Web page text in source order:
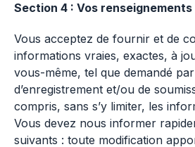
Section 4 : Vos renseignements
Vous acceptez de fournir et de
informations vraies, exactes, à
vous-même, tel que demandé
d’enregistrement et/ou de
compris, sans s’y limiter, les
Vous devez nous informer
suivants : toute modification